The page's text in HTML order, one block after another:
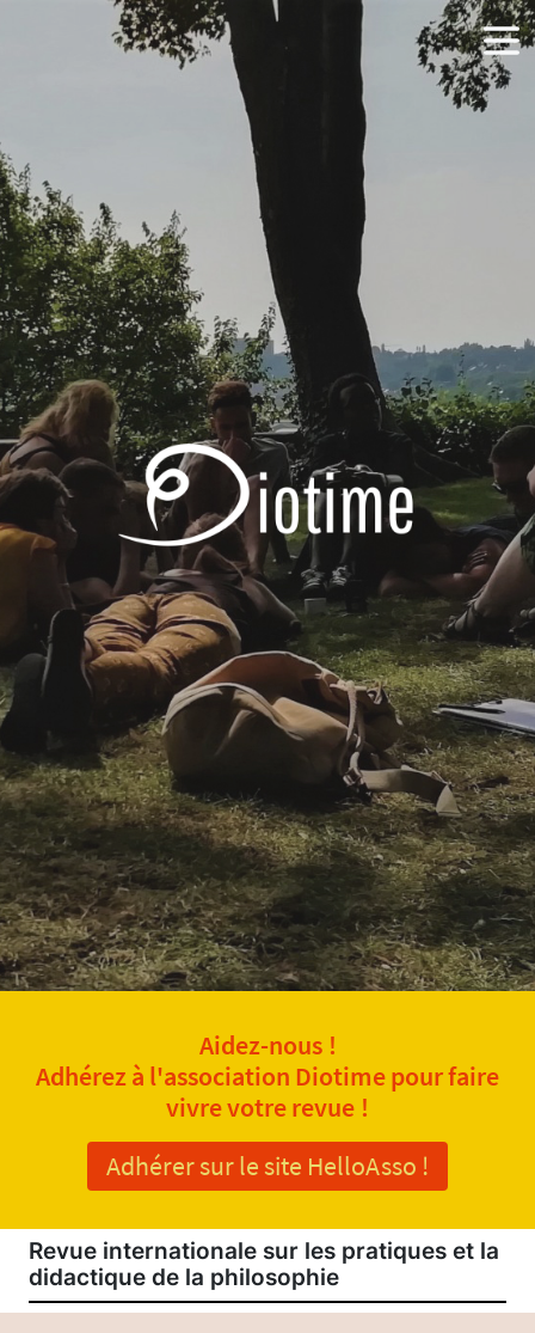
Aidez-nous !
Adhérez à l'association Diotime pour faire
vivre votre revue !
Adhérer sur le site HelloAsso !
Revue internationale sur les pratiques et la
didactique de la philosophie